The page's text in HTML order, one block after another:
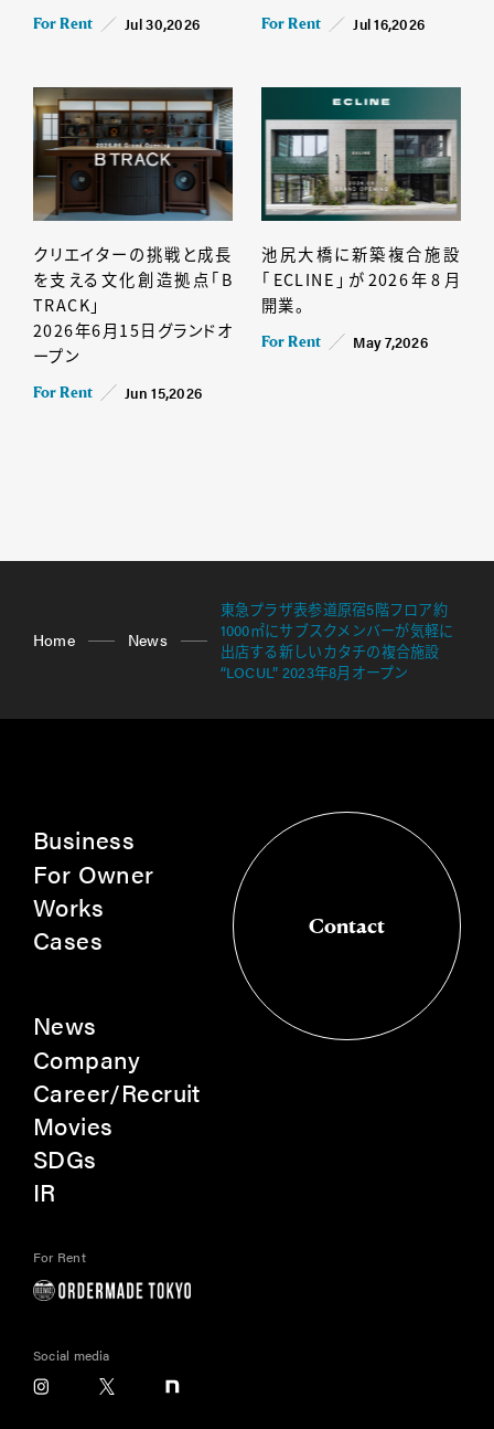
For Rent Jul 30,2026 For Rent Jul 16,2026
クリエイターの挑戦と成長
を支える文化創造拠点「B
TRACK」
2026年6月15日グランドオ
ープン
For Rent Jun 15,2026
池尻大橋に新築複合施設
「ECLINE」が2026年8月
開業。
For Rent May 7,2026
Home News
東急プラザ表参道原宿5階フロア約
1000㎡にサブスクメンバーが気軽に
出店する新しいカタチの複合施設
“LOCUL” 2023年8月オープン
Business
For Owner
Works
Cases
News
Company
Career/Recruit
Movies
SDGs
IR
For Rent
Social media
Contact